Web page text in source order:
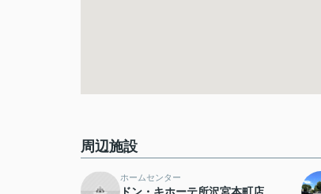
周辺施設
ホームセンター